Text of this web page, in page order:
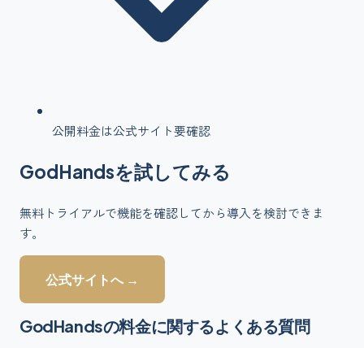
公開料金は公式サイト要確認
GodHandsを試してみる
無料トライアルで機能を確認してから導入を検討できま
す。
公式サイトへ →
GodHandsの料金に関するよくある質問